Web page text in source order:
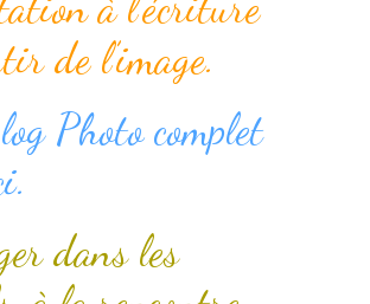
de l’image.
Photo complet
dans les